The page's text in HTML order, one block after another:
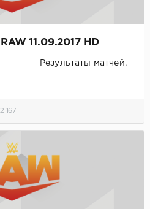
11.09.2017 HD
Результаты матчей.
167